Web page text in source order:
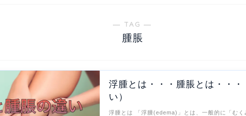
― TAG ―
腫脹
浮腫とは・・・腫脹とは・・・
い）
浮腫とは 「浮腫(edema)」とは、一般的に「むく